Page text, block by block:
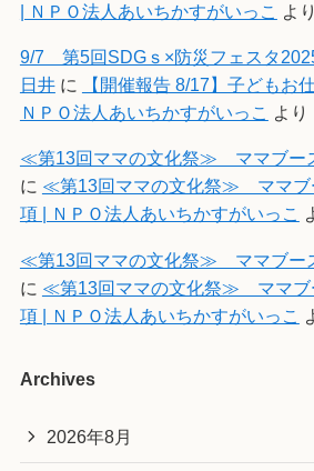
| ＮＰＯ法人あいちかすがいっこ より
9/7 第5回SDGｓ×防災フェスタ
日井に
【開催報告 8/17】子ども
ＮＰＯ法人あいちかすがいっこ より
≪第13回ママの文化祭≫ ママブー
に ≪第13回ママの文化祭≫ ママ
項 | ＮＰＯ法人あいちかすがいっこ
≪第13回ママの文化祭≫ ママブー
に ≪第13回ママの文化祭≫ ママ
項 | ＮＰＯ法人あいちかすがいっこ
Archives
2026年8月